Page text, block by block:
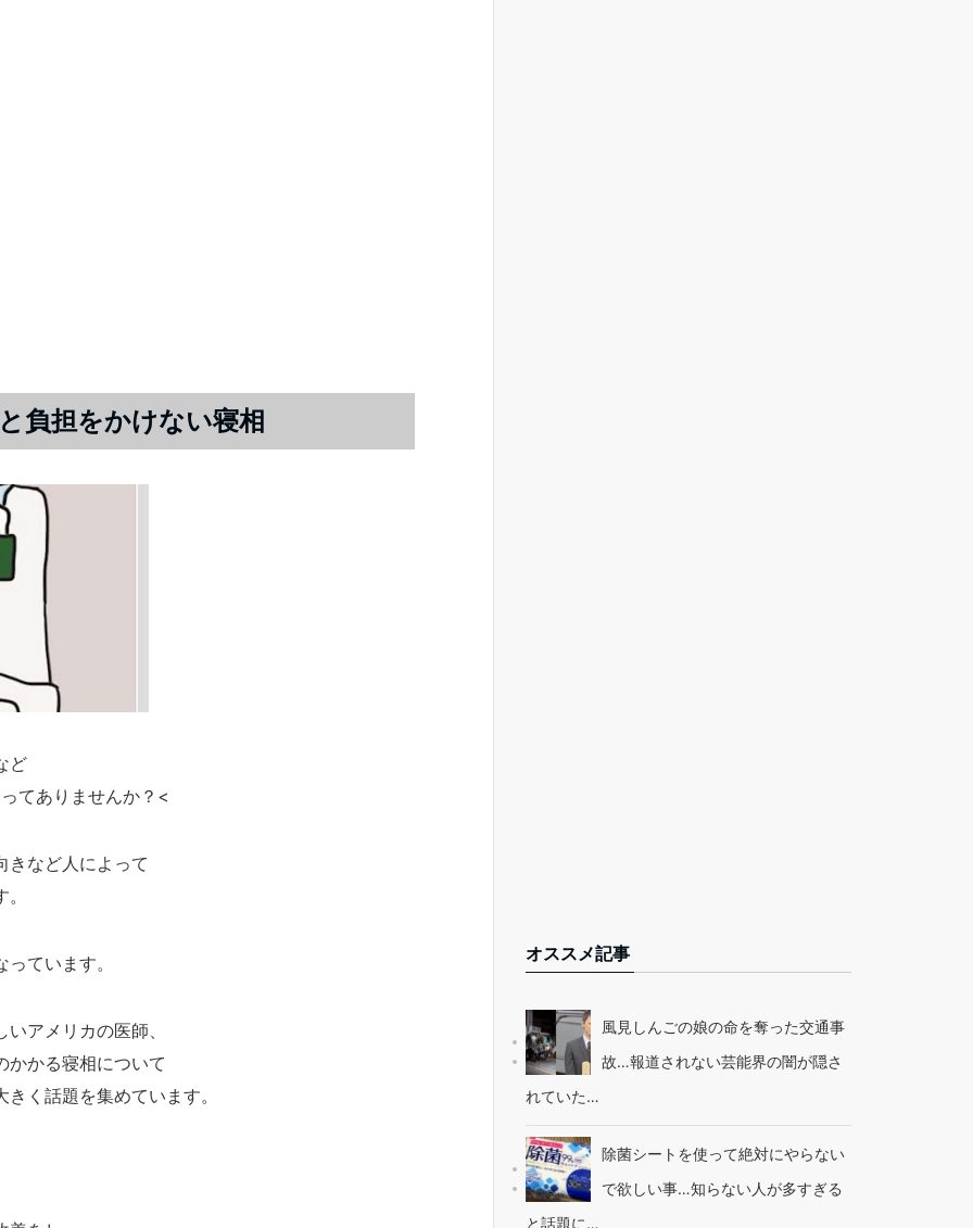
負担をかけない寝相
ど
てありませんか？<
きなど人によって
ています。
アメリカの医師、
かかる寝相について
く話題を集めています。
オススメ記事
風見しんごの娘の命を奪った交通事
故…報道されない芸能界の闇が隠さ
れていた…
除菌シートを使って絶対にやらない
で欲しい事…知らない人が多すぎる
と話題に…